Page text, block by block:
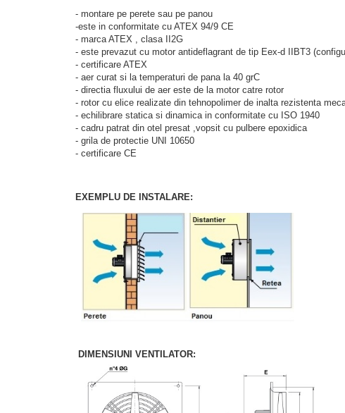
- montare pe perete sau pe panou
-este in conformitate cu ATEX 94/9 CE
- marca ATEX , clasa II2G
- este prevazut cu motor antideflagrant de tip Eex-d IIBT3
- certificare ATEX
- aer curat si la temperaturi de pana la 40 grC
- directia fluxului de aer este de la motor catre rotor
- rotor cu elice realizate din tehnopolimer de inalta rezistenta
- echilibrare statica si dinamica in conformitate cu ISO 1940
- cadru patrat din otel presat ,vopsit cu pulbere epoxidica
- grila de protectie UNI 10650
- certificare CE
EXEMPLU DE INSTALARE:
DIMENSIUNI VENTILATOR: